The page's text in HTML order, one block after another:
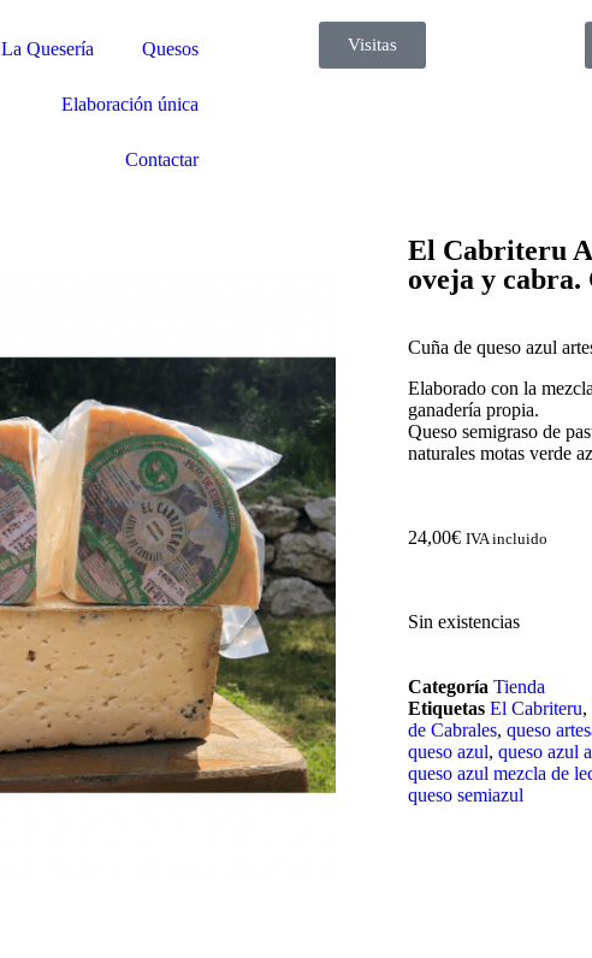
La Quesería Quesos
Elaboración única
Contactar
Visitas
El Cabriteru
oveja y cabra.
Cuña de queso azul
Elaborado con la
ganadería propia.
Queso semigraso de
naturales motas verde
24,00€ IVA incluido
Sin existencias
Categoría Tienda
Etiquetas El Cabriteru,
de Cabrales, queso
queso azul, queso azul
queso azul mezcla de
queso semiazul